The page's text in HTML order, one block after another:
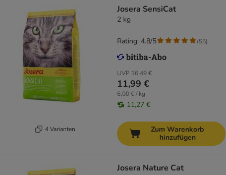
4 Varianten
Josera SensiCat
2 kg
UVP 16,49 €
11,99 €
6,00 € / kg
11,27 €
Rating: 4.8/5 (55)
Zum Warenkorb
hinzufügen
Josera Nature Cat